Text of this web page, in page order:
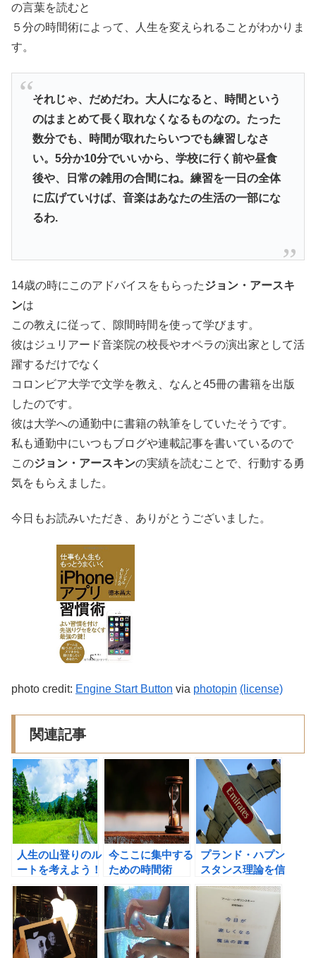
の言葉を読むと
５分の時間術によって、人生を変えられることがわかりま
す。
それじゃ、だめだわ。大人になると、時間という
のはまとめて長く取れなくなるものなの。たった
数分でも、時間が取れたらいつでも練習しなさ
い。5分か10分でいいから、学校に行く前や昼食
後や、日常の雑用の合間にね。練習を一日の全体
に広げていけば、音楽はあなたの生活の一部にな
るわ.
14歳の時にこのアドバイスをもらったジョン・アースキ
ンは
この教えに従って、隙間時間を使って学びます。
彼はジュリアード音楽院の校長やオペラの演出家として活
躍するだけでなく
コロンビア大学で文学を教え、なんと45冊の書籍を出版
したのです。
彼は大学への通勤中に書籍の執筆をしていたそうです。
私も通勤中にいつもブログや連載記事を書いているので
このジョン・アースキンの実績を読むことで、行動する勇
気をもらえました。
今日もお読みいただき、ありがとうございました。
photo credit: Engine Start Button via photopin (license)
関連記事
人生の山登りのル
ートを考えよう！
今ここに集中する
ための時間術
プランド・ハプン
スタンス理論を信
じて、自分の望む
ものを自ら創り出